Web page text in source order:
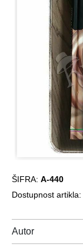
ŠIFRA: A-440
Dostupnost artikla:
Autor